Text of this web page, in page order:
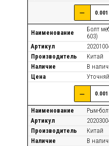
—
Наименование
Болт
603)
Артикул
Производитель
Китай
Наличие
В
Цена
—
Наименование
Рым-
Артикул
Производитель
Китай
Наличие
В